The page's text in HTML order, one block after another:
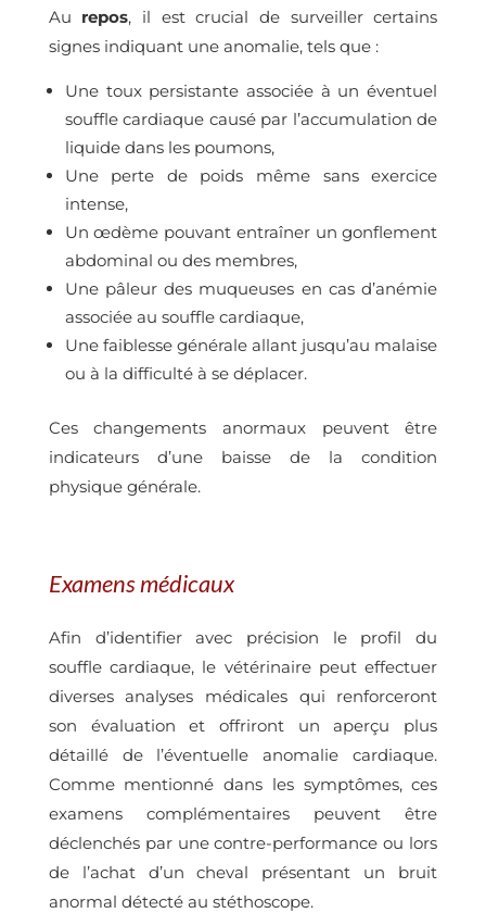
Au repos, il est crucial de surveiller certains
signes indiquant une anomalie, tels que :
Une toux persistante associée à un éventuel
souffle cardiaque causé par l’accumulation de
liquide dans les poumons,
Une perte de poids même sans exercice
intense,
Un œdème pouvant entraîner un gonflement
abdominal ou des membres,
Une pâleur des muqueuses en cas d’anémie
associée au souffle cardiaque,
Une faiblesse générale allant jusqu’au malaise
ou à la difficulté à se déplacer.
Ces changements anormaux peuvent être
indicateurs d’une baisse de la condition
physique générale.
Examens médicaux
Afin d’identifier avec précision le profil du
souffle cardiaque, le vétérinaire peut effectuer
diverses analyses médicales qui renforceront
son évaluation et offriront un aperçu plus
détaillé de l’éventuelle anomalie cardiaque.
Comme mentionné dans les symptômes, ces
examens complémentaires peuvent être
déclenchés par une contre-performance ou lors
de l’achat d’un cheval présentant un bruit
anormal détecté au stéthoscope.